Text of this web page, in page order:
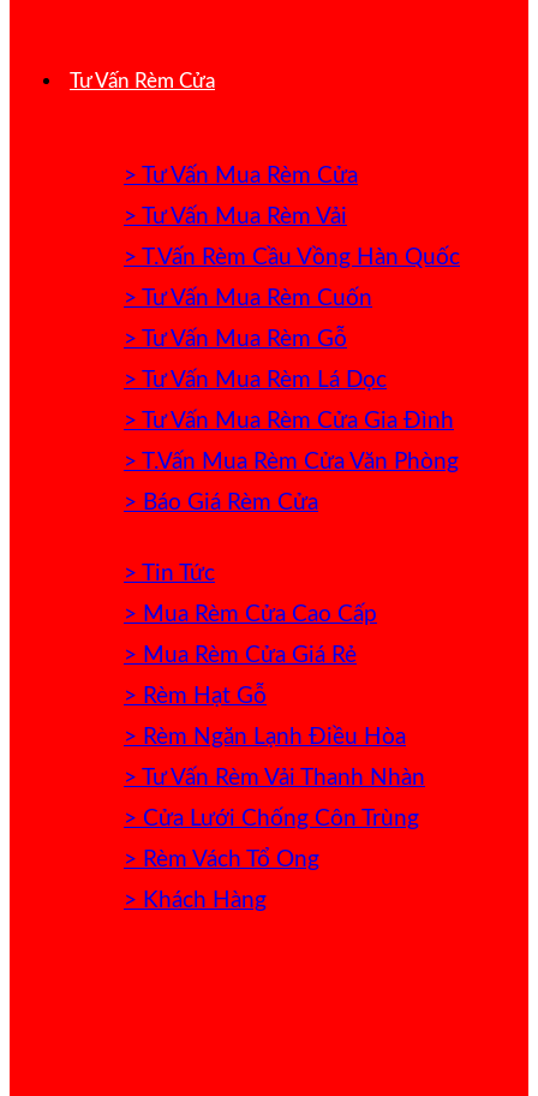
Tư Vấn Rèm Cửa
> Tư Vấn Mua Rèm Cửa
> Tư Vấn Mua Rèm Vải
> T.Vấn Rèm Cầu Vồng Hàn Quốc
> Tư Vấn Mua Rèm Cuốn
> Tư Vấn Mua Rèm Gỗ
> Tư Vấn Mua Rèm Lá Dọc
> Tư Vấn Mua Rèm Cửa Gia Đình
> T.Vấn Mua Rèm Cửa Văn Phòng
> Báo Giá Rèm Cửa
> Tin Tức
> Mua Rèm Cửa Cao Cấp
> Mua Rèm Cửa Giá Rẻ
> Rèm Hạt Gỗ
> Rèm Ngăn Lạnh Điều Hòa
> Tư Vấn Rèm Vải Thanh Nhàn
> Cửa Lưới Chống Côn Trùng
> Rèm Vách Tổ Ong
> Khách Hàng